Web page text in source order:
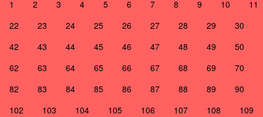
1 2 3 4 5 6 7 8 9 10
11
22
23 24 25 26 27 28 29
30
42
43 44 45 46 47 48 49
50
62
63 64 65 66 67 68 69
70
82
83 84 85 86 87 88 89
90
102
103 104 105 106 107 108 109